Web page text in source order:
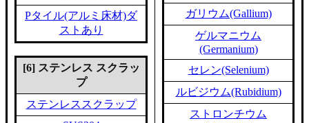
Pタイル(アルミ床材)ダ
ストあり
[6] ステンレス スクラッ
プ
ステンレススクラップ
ガリウム(Gallium)
ゲルマニウム
(Germanium)
セレン(Selenium)
ルビジウム(Rubidium)
ストロンチウム